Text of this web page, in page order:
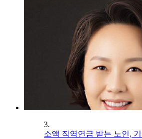
3.
소액 직역연금 받는 노인,